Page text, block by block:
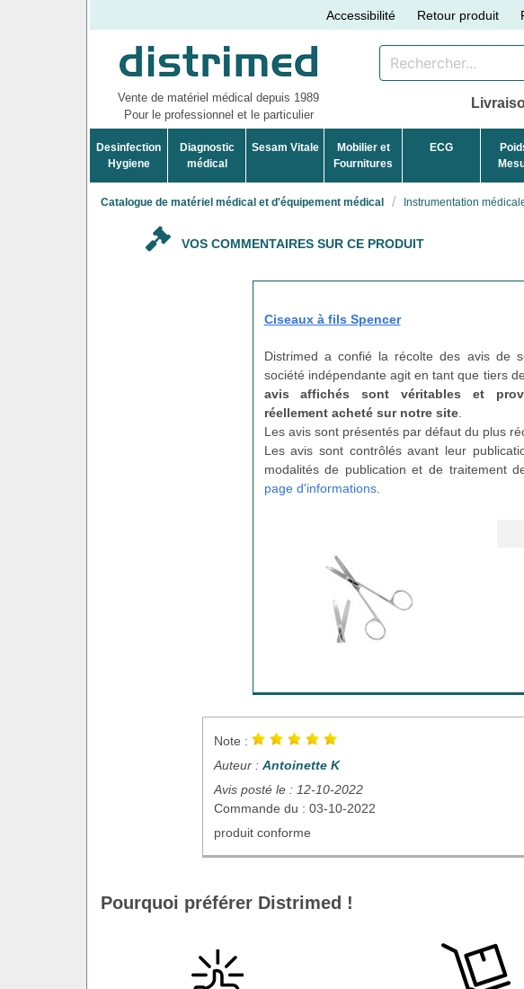
Accessibilité Retour produit
Vente de matériel médical depuis 1989
Pour le professionnel et le particulier
Desinfection
Hygiene
Diagnostic
médical
Sesam Vitale
Mobilier et
Fournitures
ECG
Catalogue de matériel médical et d'équipement médical Instrumentation
VOS COMMENTAIRES SUR CE PRODUIT
Ciseaux à fils Spencer
Distrimed a confié la récolte des avis de
société indépendante agit en tant que tiers
avis affichés sont véritables et
réellement acheté sur notre site.
Les avis sont présentés par défaut du plus
Les avis sont contrôlés avant leur
modalités de publication et de traitement
page d'informations.
Note :
Auteur : Antoinette K
Avis posté le : 12-10-2022
Commande du : 03-10-2022
produit conforme
Pourquoi préférer Distrimed !